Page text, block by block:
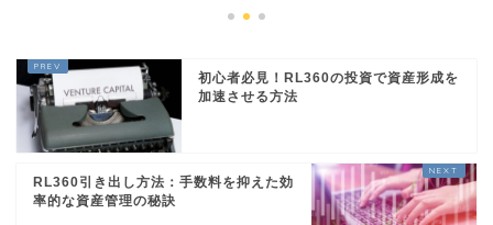
初心者必見！RL360の投資で資産形成を
加速させる方法
RL360引き出し方法：手数料を抑えた効
率的な資産管理の秘訣